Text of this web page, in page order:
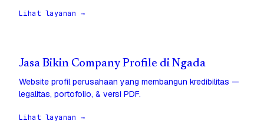
Lihat layanan →
Jasa Bikin Company Profile di Ngada
Website profil perusahaan yang membangun kredibilitas —
legalitas, portofolio, & versi PDF.
Lihat layanan →